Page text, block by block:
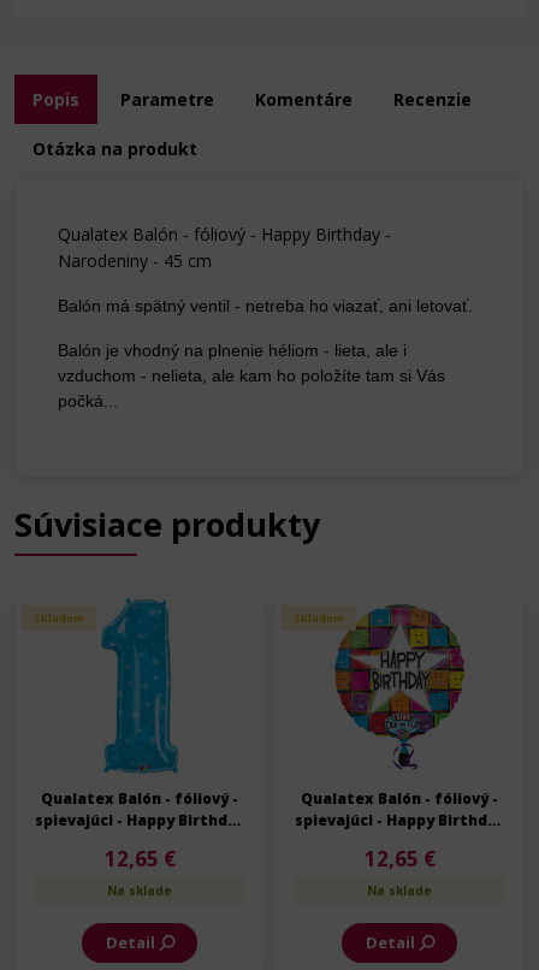
Popis Parametre Komentáre Recenzie
Otázka na produkt
Qualatex Balón - fóliový - Happy Birthday -
Narodeniny - 45 cm
Balón má spätný ventil - netreba ho viazať, ani letovať.
Balón je vhodný na plnenie héliom - lieta, ale i
vzduchom - nelieta, ale kam ho položíte tam si Vás
počká...
Súvisiace produkty
Skladom
Qualatex Balón - fóliový -
spievajúci - Happy Birthday
12,65 €
Na sklade
Detail
Skladom
Qualatex Balón - fóliový -
spievajúci - Happy Birthday
12,65 €
Na sklade
Detail